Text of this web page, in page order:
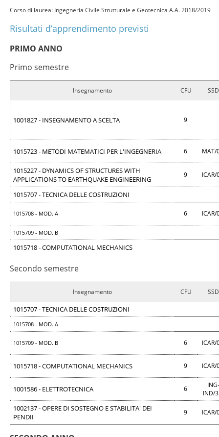
Corso di laurea: Ingegneria Civile Strutturale e Geotecnica A.A. 2018/2019
Risultati d’apprendimento previsti
PRIMO ANNO
Primo semestre
Insegnamento CFU SSD
1001827 - INSEGNAMENTO A SCELTA 9
1015723 - METODI MATEMATICI PER L'INGEGNERIA 6 MAT/
1015227 - DYNAMICS OF STRUCTURES WITH
APPLICATIONS TO EARTHQUAKE ENGINEERING
9
1015707 - TECNICA DELLE COSTRUZIONI
1015708 - MOD. A 6
1015709 - MOD. B
1015718 - COMPUTATIONAL MECHANICS
Secondo semestre
Insegnamento CFU SSD
1015707 - TECNICA DELLE COSTRUZIONI
1015708 - MOD. A
1015709 - MOD. B 6
1015718 - COMPUTATIONAL MECHANICS 9
1001586 - ELETTROTECNICA 6
ING-
IND/
1002137 - OPERE DI SOSTEGNO E STABILITA' DEI
PENDII
9